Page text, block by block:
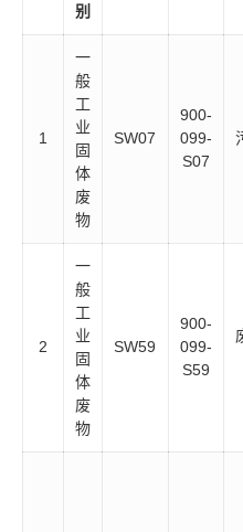
别
1
一
般
工
业
固
体
废
物
SW07
900-
099-
S07
2
一
般
工
业
固
体
废
物
SW59
900-
099-
S59